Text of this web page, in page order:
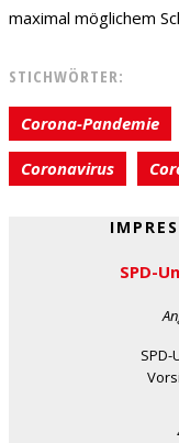
maximal möglichem
STICHWÖRTER:
Corona-Pandemie
Coronavirus
SPD-